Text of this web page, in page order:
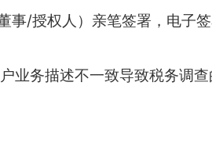
事/授权人）亲笔签署，电子签
业务描述不一致导致税务调